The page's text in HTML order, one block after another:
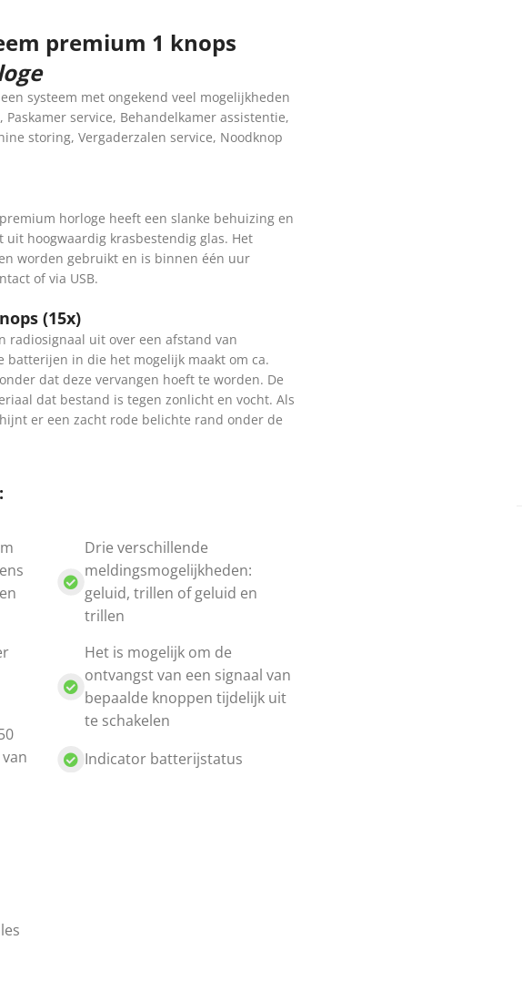
premium 1 knops
systeem met ongekend veel mogelijkheden
service, Behandelkamer assistentie,
storing, Vergaderzalen service, Noodknop
horloge heeft een slanke behuizing en
hoogwaardig krasbestendig glas. Het
worden gebruikt en is binnen één uur
of via USB.
(15x)
radiosignaal uit over een afstand van
batterijen in die het mogelijk maakt om ca.
dat deze vervangen hoeft te worden. De
dat bestand is tegen zonlicht en vocht. Als
er een zacht rode belichte rand onder de
Drie verschillende
meldingsmogelijkheden:
geluid, trillen of geluid en
trillen
Het is mogelijk om de
ontvangst van een signaal van
bepaalde knoppen tijdelijk uit
te schakelen
Indicator batterijstatus